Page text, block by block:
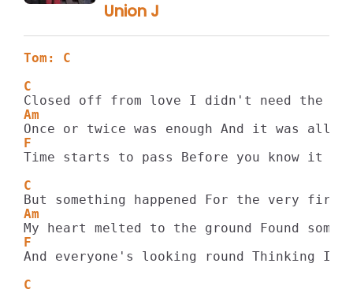
Union J
Tom: C
C
Am
F
Time starts to pass Before you know it
C
Am
F
And everyone's looking round Thinking I'm
C